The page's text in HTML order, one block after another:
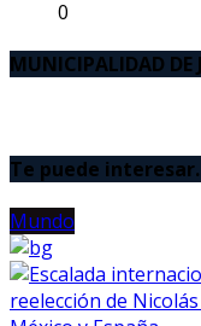
0
MUNICIPALIDAD DE
Te puede
Mundo